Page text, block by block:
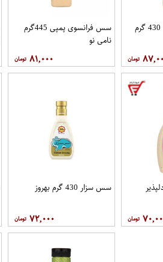
سس مایونز کم چرب 430 گرم
سس فرانسوی پمپی 445گرم
نامی نو
۸۱,۰۰۰
سس سزار 430 گرم بهروز
۷۲,۰۰۰